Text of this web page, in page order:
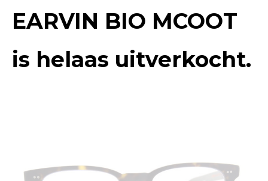
EARVIN BIO MCOOT
is helaas uitverkocht.